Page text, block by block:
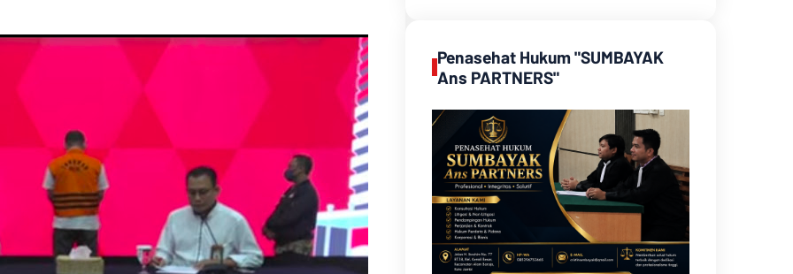
Penasehat Hukum "SUMBAYAK
Ans PARTNERS"